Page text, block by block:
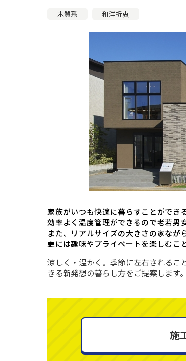
木質系 和洋折衷
家族がいつも快適に暮らすことができ
効率よく温度管理ができるので老若男
また、リアルサイズの大きさの家なが
更には趣味やプライベートを楽しむこ
涼しく・温かく。季節に左右されるこ
きる新発想の暮らし方をご提案します。
施